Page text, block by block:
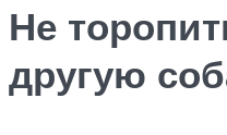
Не
другую